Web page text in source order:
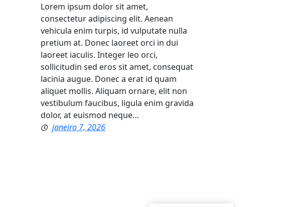
Lorem ipsum dolor sit amet,
consectetur adipiscing elit. Aenean
vehicula enim turpis, id vulputate nulla
pretium at. Donec laoreet orci in dui
laoreet iaculis. Integer leo orci,
sollicitudin sed eros sit amet, consequat
lacinia augue. Donec a erat id quam
aliquet mollis. Aliquam ornare, elit non
vestibulum faucibus, ligula enim gravida
dolor, at euismod neque…
janeiro 7, 2026